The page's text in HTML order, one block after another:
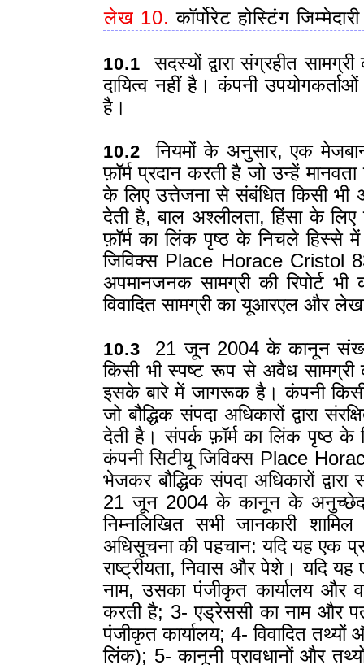
लेख 10. कॉर्पोरेट होस्टिंग जिम्मेदारी
10.1 सदस्यों द्वारा संग्रहीत
दायित्व नहीं है। कंपनी उपयोगकर्ताओं
है।
10.2 नियमों के अनुसार, एक
फ़ॉर्म प्रदान करती है जो उन्हें
के लिए उत्तेजना से संबंधित किसी भी
देती है, बाल अश्लीलता, हिंसा के
फ़ॉर्म का लिंक पृष्ठ के निचले हिस्से
जिविक्स Place Horace
अपमानजनक सामग्री की रिपोर्ट
विवादित सामग्री का यूआरएल और
10.3 21 जून 2004 के कानून
किसी भी स्पष्ट रूप से अवैध सामग्री
इसके बारे में जागरूक है। कंपनी किसी
जो बौद्धिक संपदा अधिकारों द्वारा
देती है। संपर्क फ़ॉर्म का लिंक पृष्ठ
कंपनी सिटीयू जिविक्स Place
भेजकर बौद्धिक संपदा अधिकारों
21 जून 2004 के कानून के अनुच्छेद
निम्नलिखित सभी जानकारी
अधिसूचना की पहचान: यदि यह एक
राष्ट्रीयता, निवास और पेशे। यदि यह
नाम, उसका पंजीकृत कार्यालय और
करती है; 3- एड्रेससी का नाम और
पंजीकृत कार्यालय; 4- विवादित
लिंक); 5- कानूनी प्रावधानों और